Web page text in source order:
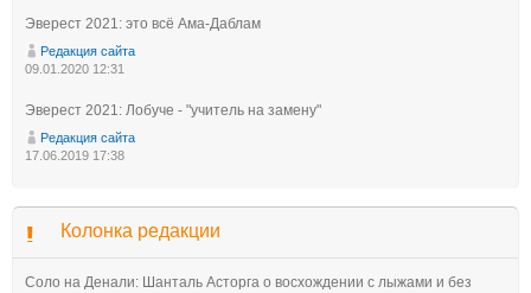
Эверест 2021: это всё Ама-Даблам
Редакция сайта
09.01.2020 12:31
Эверест 2021: Лобуче - "учитель на замену"
Редакция сайта
17.06.2019 17:38
Колонка редакции
Соло на Денали: Шанталь Асторга о восхождении с лыжами и без